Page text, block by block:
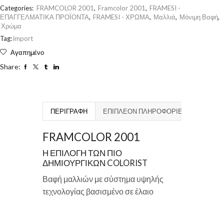
Categories: FRAMCOLOR 2001, Framcolor 2001, FRAMESI -
ΕΠΑΓΓΕΛΜΑΤΙΚΑ ΠΡΟΪΟΝΤΑ, FRAMESI - ΧΡΩΜΑ, Μαλλιά, Μόνιμη Βαφή,
Χρώμα
Tag:import
Αγαπημένο
Share:
ΠΕΡΙΓΡΑΦΉ ΕΠΙΠΛΈΟΝ ΠΛΗΡΟΦΟΡΊΕΣ
FRAMCOLOR 2001
Η ΕΠΙΛΟΓΗ ΤΩΝ ΠΙΟ
ΔΗΜΙΟΥΡΓΙΚΩΝ COLORIST
Βαφή μαλλιών με σύστημα υψηλής
τεχνολογίας βασισμένο σε έλαιο